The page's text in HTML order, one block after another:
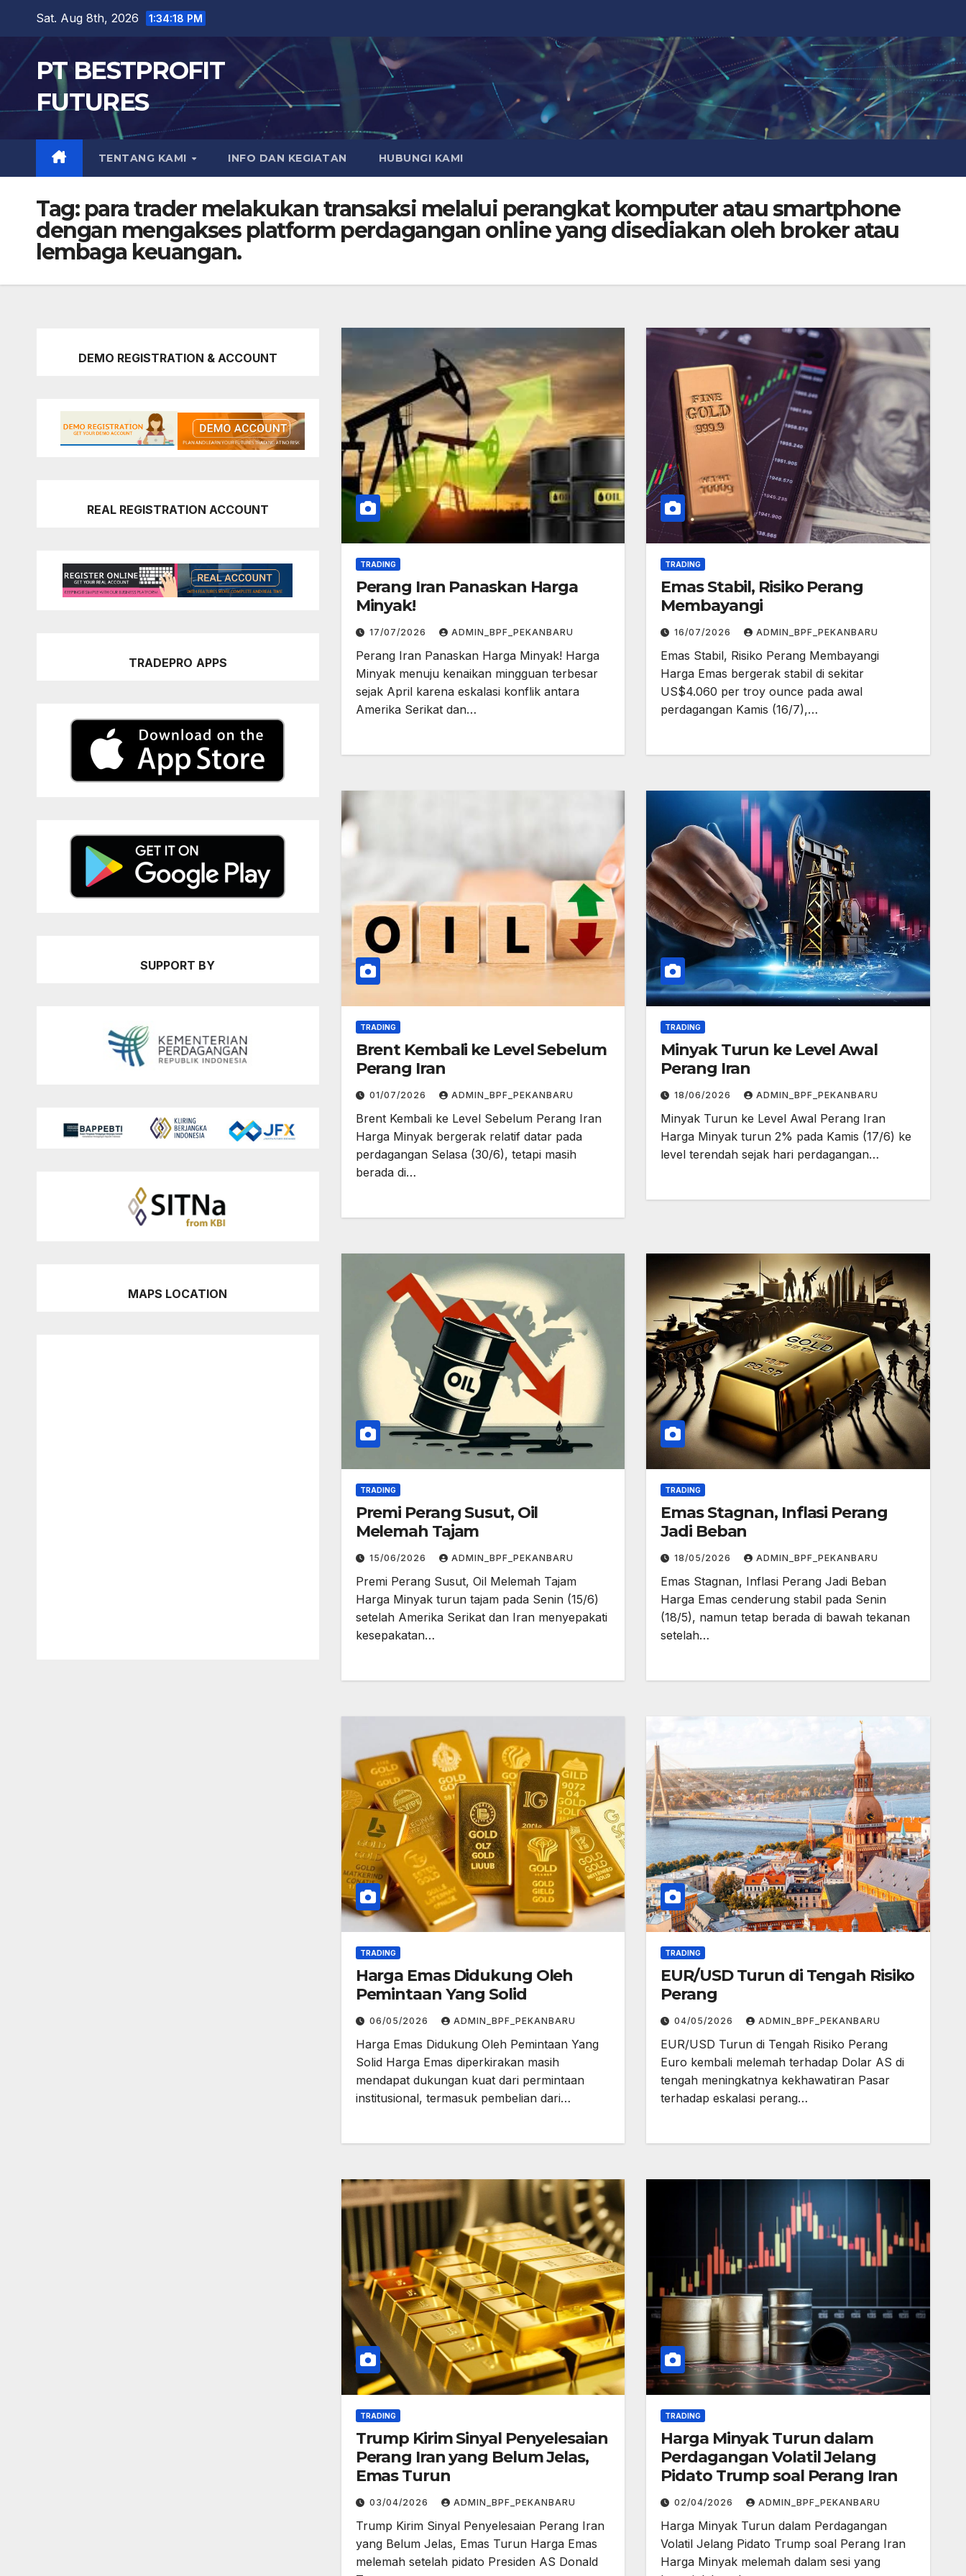
content
Sat. Aug 8th, 2026 1:34:20 PM
PT BESTPROFIT
FUTURES
TENTANG KAMI INFO DAN KEGIATAN HUBUNGI KAMI
Tag: para trader melakukan transaksi melalui perangkat komputer atau smartphone
dengan mengakses platform perdagangan online yang disediakan oleh broker atau
lembaga keuangan.
DEMO REGISTRATION & ACCOUNT
REAL REGISTRATION ACCOUNT
TRADEPRO APPS
SUPPORT BY
MAPS LOCATION
TRADING
Perang Iran Panaskan Harga
Minyak!
17/07/2026 ADMIN_BPF_PEKANBARU
Perang Iran Panaskan Harga Minyak! Harga
Minyak menuju kenaikan mingguan terbesar
sejak April karena eskalasi konflik antara
Amerika Serikat dan…
TRADING
Emas Stabil, Risiko Perang
Membayangi
16/07/2026 ADMIN_BPF_PEKANBARU
Emas Stabil, Risiko Perang Membayangi
Harga Emas bergerak stabil di sekitar
US$4.060 per troy ounce pada awal
perdagangan Kamis (16/7),…
TRADING
Brent Kembali ke Level Sebelum
Perang Iran
01/07/2026 ADMIN_BPF_PEKANBARU
Brent Kembali ke Level Sebelum Perang Iran
Harga Minyak bergerak relatif datar pada
perdagangan Selasa (30/6), tetapi masih
berada di…
TRADING
Minyak Turun ke Level Awal
Perang Iran
18/06/2026 ADMIN_BPF_PEKANBARU
Minyak Turun ke Level Awal Perang Iran
Harga Minyak turun 2% pada Kamis (17/6) ke
level terendah sejak hari perdagangan…
TRADING
Premi Perang Susut, Oil
Melemah Tajam
15/06/2026 ADMIN_BPF_PEKANBARU
Premi Perang Susut, Oil Melemah Tajam
Harga Minyak turun tajam pada Senin (15/6)
setelah Amerika Serikat dan Iran menyepakati
kesepakatan…
TRADING
Emas Stagnan, Inflasi Perang
Jadi Beban
18/05/2026 ADMIN_BPF_PEKANBARU
Emas Stagnan, Inflasi Perang Jadi Beban
Harga Emas cenderung stabil pada Senin
(18/5), namun tetap berada di bawah tekanan
setelah…
TRADING
Harga Emas Didukung Oleh
Pemintaan Yang Solid
06/05/2026 ADMIN_BPF_PEKANBARU
Harga Emas Didukung Oleh Pemintaan Yang
Solid Harga Emas diperkirakan masih
mendapat dukungan kuat dari permintaan
institusional, termasuk pembelian dari…
TRADING
EUR/USD Turun di Tengah Risiko
Perang
04/05/2026 ADMIN_BPF_PEKANBARU
EUR/USD Turun di Tengah Risiko Perang
Euro kembali melemah terhadap Dolar AS di
tengah meningkatnya kekhawatiran Pasar
terhadap eskalasi perang…
TRADING
Trump Kirim Sinyal Penyelesaian
Perang Iran yang Belum Jelas,
Emas Turun
03/04/2026 ADMIN_BPF_PEKANBARU
Trump Kirim Sinyal Penyelesaian Perang Iran
yang Belum Jelas, Emas Turun Harga Emas
melemah setelah pidato Presiden AS Donald
TRADING
Harga Minyak Turun dalam
Perdagangan Volatil Jelang
Pidato Trump soal Perang Iran
02/04/2026 ADMIN_BPF_PEKANBARU
Harga Minyak Turun dalam Perdagangan
Volatil Jelang Pidato Trump soal Perang Iran
Harga Minyak melemah dalam sesi yang